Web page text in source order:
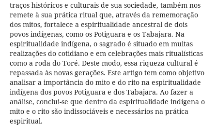
traços históricos e culturais de sua sociedade, também nos
remete à sua prática ritual que, através da rememoração
dos mitos, fortalece a espiritualidade ancestral de dois
povos indígenas, como os Potiguara e os Tabajara. Na
espiritualidade indígena, o sagrado é situado em muitas
realizações do cotidiano e em celebrações mais ritualísticas
como a roda do Toré. Deste modo, essa riqueza cultural é
repassada às novas gerações. Este artigo tem como objetivo
analisar a importância do mito e do rito na espiritualidade
indígena dos povos Potiguara e dos Tabajara. Ao fazer a
análise, conclui-se que dentro da espiritualidade indígena o
mito e o rito são indissociáveis e necessários na prática
espiritual.